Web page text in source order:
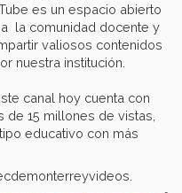
es un espacio abierto
la comunidad docente y
valiosos contenidos
nuestra institución.
canal hoy cuenta con
de 15 millones de vistas,
educativo con más